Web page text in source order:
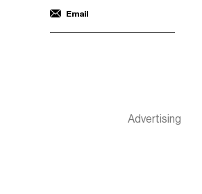
Email